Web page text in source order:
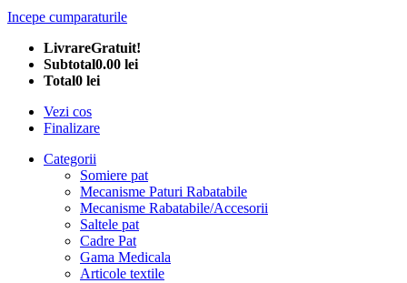
Incepe cumparaturile
LivrareGratuit!
Subtotal0.00 lei
Total0 lei
Vezi cos
Finalizare
Categorii
Somiere pat
Mecanisme Paturi Rabatabile
Mecanisme Rabatabile/Accesorii
Saltele pat
Cadre Pat
Gama Medicala
Articole textile